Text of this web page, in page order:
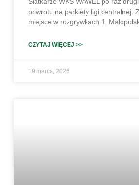
powrotu na parkiety ligi centralnej.
miejsce w rozgrywkach 1.
CZYTAJ WIĘCEJ >>
19 marca, 2026